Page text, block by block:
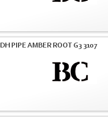
DH PIPE AMBER ROOT G3 3107